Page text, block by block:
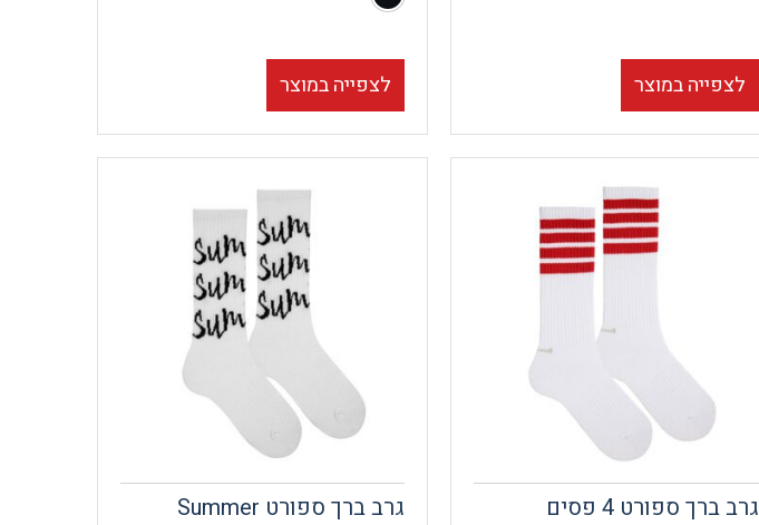
לצפייה במוצר לצפייה במוצר
גרב ברך ספורט 4 פסים גרב ברך ספורט Summer